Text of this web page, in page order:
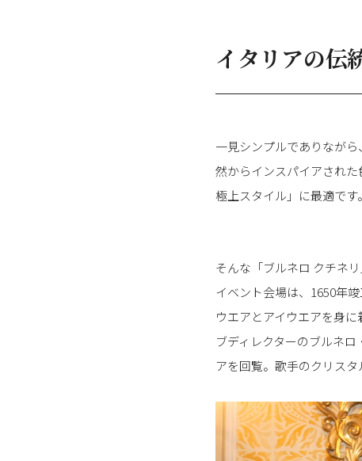
イタリアの伝
一見シンプルでありなが
然からインスパイアされ
極上スタイル」に最適です。
そんな「ブルネロ クチネ
イベント会場は、1650年
ウエアとアイウエアを身
ブディレクターのブルネ
アを回覧。歌手のクリス